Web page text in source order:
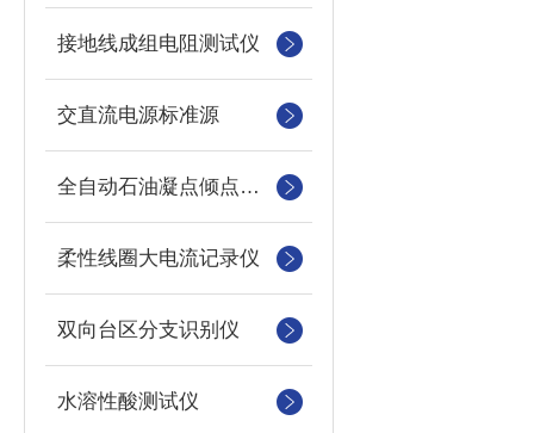
接地线成组电阻测试仪
交直流电源标准源
全自动石油凝点倾点测定仪
柔性线圈大电流记录仪
双向台区分支识别仪
水溶性酸测试仪